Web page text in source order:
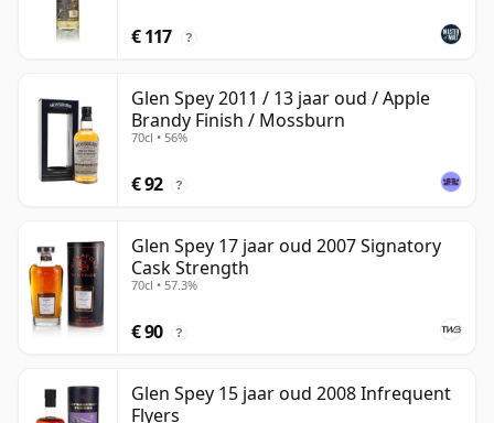
€ 117 ?
Glen Spey 2011 / 13 jaar oud / Apple
Brandy Finish / Mossburn
70cl • 56%
€ 92 ?
Glen Spey 17 jaar oud 2007 Signatory
Cask Strength
70cl • 57.3%
€ 90 ?
Glen Spey 15 jaar oud 2008 Infrequent
Flyers